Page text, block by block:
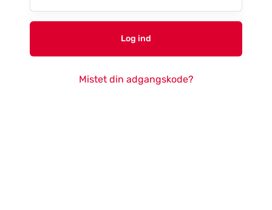
Log ind
Mistet din adgangskode?